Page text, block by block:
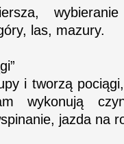
las, mazury.
i tworzą
wykonują
jazda na